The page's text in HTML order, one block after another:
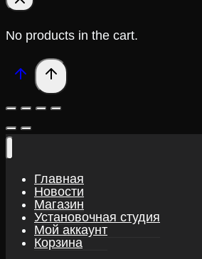
No products in the cart.
Главная
Новости
Магазин
Установочная студия
Мой аккаунт
Корзина